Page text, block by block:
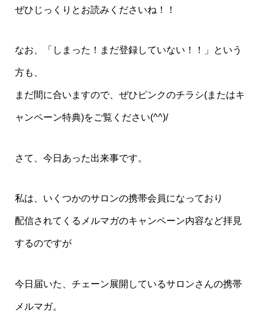
ぜひじっくりとお読みくださいね！！
なお、「しまった！まだ登録していない！！」という
方も、
まだ間に合いますので、ぜひピンクのチラシ(またはキ
ャンペーン特典)をご覧ください(^^)/
さて、今日あった出来事です。
私は、いくつかのサロンの携帯会員になっており
配信されてくるメルマガのキャンペーン内容など拝見
するのですが
今日届いた、チェーン展開しているサロンさんの携帯
メルマガ。